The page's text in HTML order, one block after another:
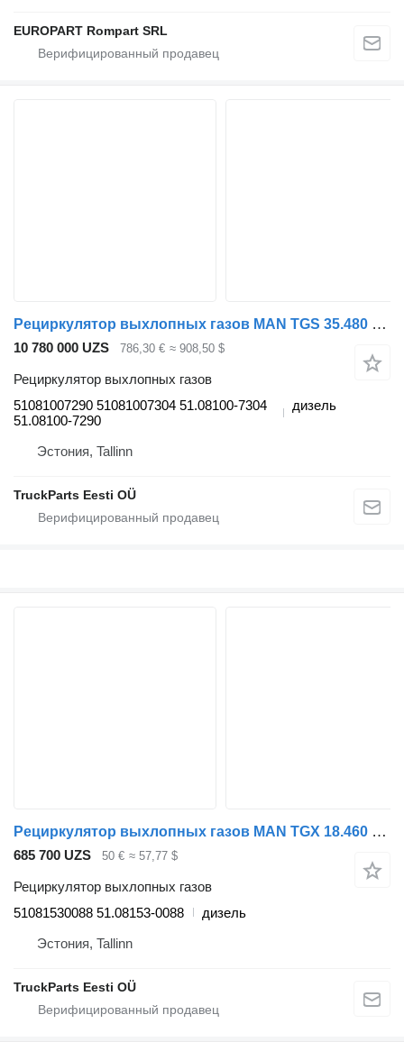
EUROPART Rompart SRL
Рециркулятор выхлопных газов MAN TGS 35.480 (01.07-) 51081007290 для тягача MAN TGL, TGM, TGS, TGX (2005-2021)
10 780 000 UZS 786,30 € ≈ 908,50 $
Рециркулятор выхлопных газов
51081007290 51081007304 51.08100-7304
51.08100-7290
дизель
Эстония, Tallinn
TruckParts Eesti OÜ
Рециркулятор выхлопных газов MAN TGX 18.460 (01.07-) 51081530088 для тягача MAN TGL, TGM, TGS, TGX (2005-2021)
685 700 UZS 50 € ≈ 57,77 $
Рециркулятор выхлопных газов
51081530088 51.08153-0088
дизель
Эстония, Tallinn
TruckParts Eesti OÜ